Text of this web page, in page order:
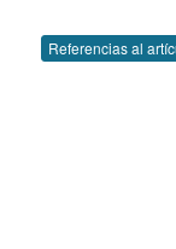
Referencias al